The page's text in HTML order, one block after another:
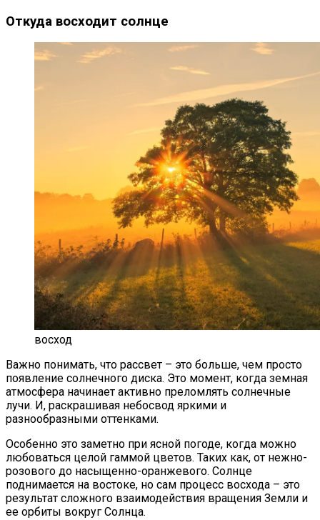
Откуда восходит солнце
восход
Важно понимать, что рассвет – это больше, чем просто
появление солнечного диска. Это момент, когда земная
атмосфера начинает активно преломлять солнечные
лучи. И, раскрашивая небосвод яркими и
разнообразными оттенками.
Особенно это заметно при ясной погоде, когда можно
любоваться целой гаммой цветов. Таких как, от нежно-
розового до насыщенно-оранжевого. Солнце
поднимается на востоке, но сам процесс восхода – это
результат сложного взаимодействия вращения Земли и
ее орбиты вокруг Солнца.